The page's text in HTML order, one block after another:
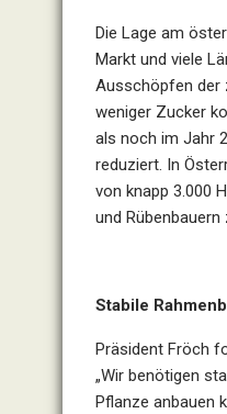
Die Lage am
Markt und viele
Ausschöpfen der
weniger Zucker
als noch im Jahr
reduziert. In
von knapp 3.000
und Rübenbauern
Stabile
Präsident Fröch
„Wir benötigen
Pflanze anbauen